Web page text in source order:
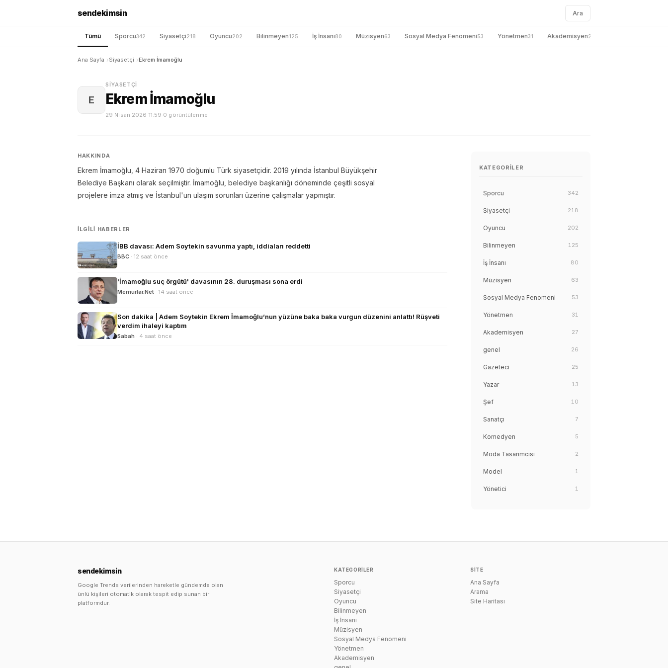
sendekimsin Ara
Tümü Sporcu342 Siyasetçi218 Oyuncu202 Bilinmeyen125 İş İnsanı80 Müzisyen63 Sosyal Medya Fenomeni53 Yönetmen31 Akademisyen27
Ana Sayfa Siyasetçi Ekrem İmamoğlu
E
SIYASETÇI
Ekrem İmamoğlu
29 Nisan 2026 11:59·0 görüntülenme
HAKKINDA
Ekrem İmamoğlu, 4 Haziran 1970 doğumlu Türk siyasetçidir. 2019 yılında İstanbul Büyükşehir
Belediye Başkanı olarak seçilmiştir. İmamoğlu, belediye başkanlığı döneminde çeşitli sosyal
projelere imza atmış ve İstanbul'un ulaşım sorunları üzerine çalışmalar yapmıştır.
İLGILI HABERLER
İBB davası: Adem Soytekin savunma yaptı, iddiaları reddetti
BBC · 12 saat önce
'İmamoğlu suç örgütü' davasının 28. duruşması sona erdi
Memurlar.Net · 14 saat önce
Son dakika | Adem Soytekin Ekrem İmamoğlu’nun yüzüne baka baka vurgun düzenini anlattı! Rüşveti
verdim ihaleyi kaptım
Sabah · 4 saat önce
KATEGORILER
Sporcu 342
Siyasetçi 218
Oyuncu 202
Bilinmeyen 125
İş İnsanı 80
Müzisyen 63
Sosyal Medya Fenomeni 53
Yönetmen 31
Akademisyen 27
genel 26
Gazeteci 25
Yazar 13
Şef 10
Sanatçı 7
Komedyen 5
Moda Tasarımcısı 2
Model 1
Yönetici 1
sendekimsin
Google Trends verilerinden hareketle gündemde olan
ünlü kişileri otomatik olarak tespit edip sunan bir
platformdur.
KATEGORILER
Sporcu
Siyasetçi
Oyuncu
Bilinmeyen
İş İnsanı
Müzisyen
Sosyal Medya Fenomeni
Yönetmen
Akademisyen
SITE
Ana Sayfa
Arama
Site Haritası